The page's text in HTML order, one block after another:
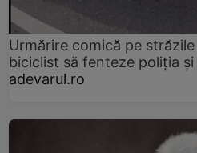
Urmărire comică pe
biciclist să fenteze poliția
adevarul.ro